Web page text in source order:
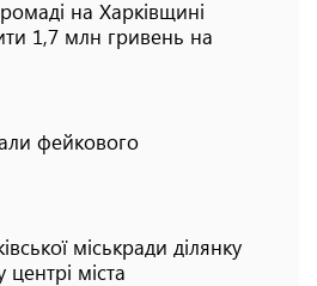
на Харківщині
1,7 млн гривень на
фейкового
міськради ділянку
центрі міста